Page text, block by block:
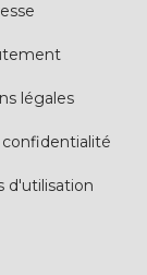
légales
d'utilisation